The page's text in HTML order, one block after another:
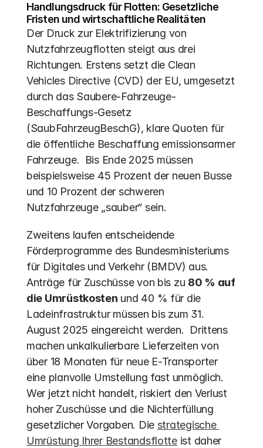
Handlungsdruck für Flotten: Gesetzliche
Fristen und wirtschaftliche Realitäten
Der Druck zur Elektrifizierung von
Nutzfahrzeugflotten steigt aus drei
Richtungen. Erstens setzt die Clean
Vehicles Directive (CVD) der EU, umgesetzt
durch das Saubere-Fahrzeuge-
Beschaffungs-Gesetz
(SaubFahrzeugBeschG), klare Quoten für
die öffentliche Beschaffung emissionsarmer
Fahrzeuge.  Bis Ende 2025 müssen
beispielsweise 45 Prozent der neuen Busse
und 10 Prozent der schweren
Nutzfahrzeuge „sauber“ sein.
Zweitens laufen entscheidende
Förderprogramme des Bundesministeriums
für Digitales und Verkehr (BMDV) aus.
Anträge für Zuschüsse von bis zu 80 % auf
die Umrüstkosten und 40 % für die
Ladeinfrastruktur müssen bis zum 31.
August 2025 eingereicht werden.  Drittens
machen unkalkulierbare Lieferzeiten von
über 18 Monaten für neue E-Transporter
eine planvolle Umstellung fast unmöglich.
Wer jetzt nicht handelt, riskiert den Verlust
hoher Zuschüsse und die Nichterfüllung
gesetzlicher Vorgaben. Die strategische
Umrüstung Ihrer Bestandsflotte ist daher